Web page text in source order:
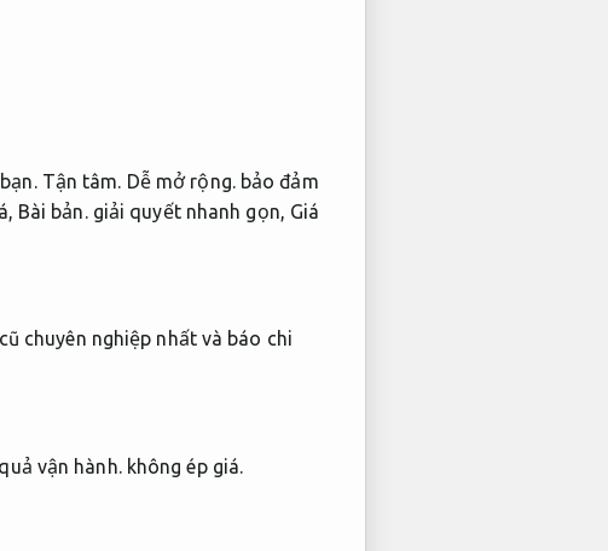
Tận tâm. Dễ mở rộng.bảo đảm
Bài bản.giải quyết nhanh gọn, Giá
chuyên nghiệp nhất và báo chi
vận hành.không ép giá.